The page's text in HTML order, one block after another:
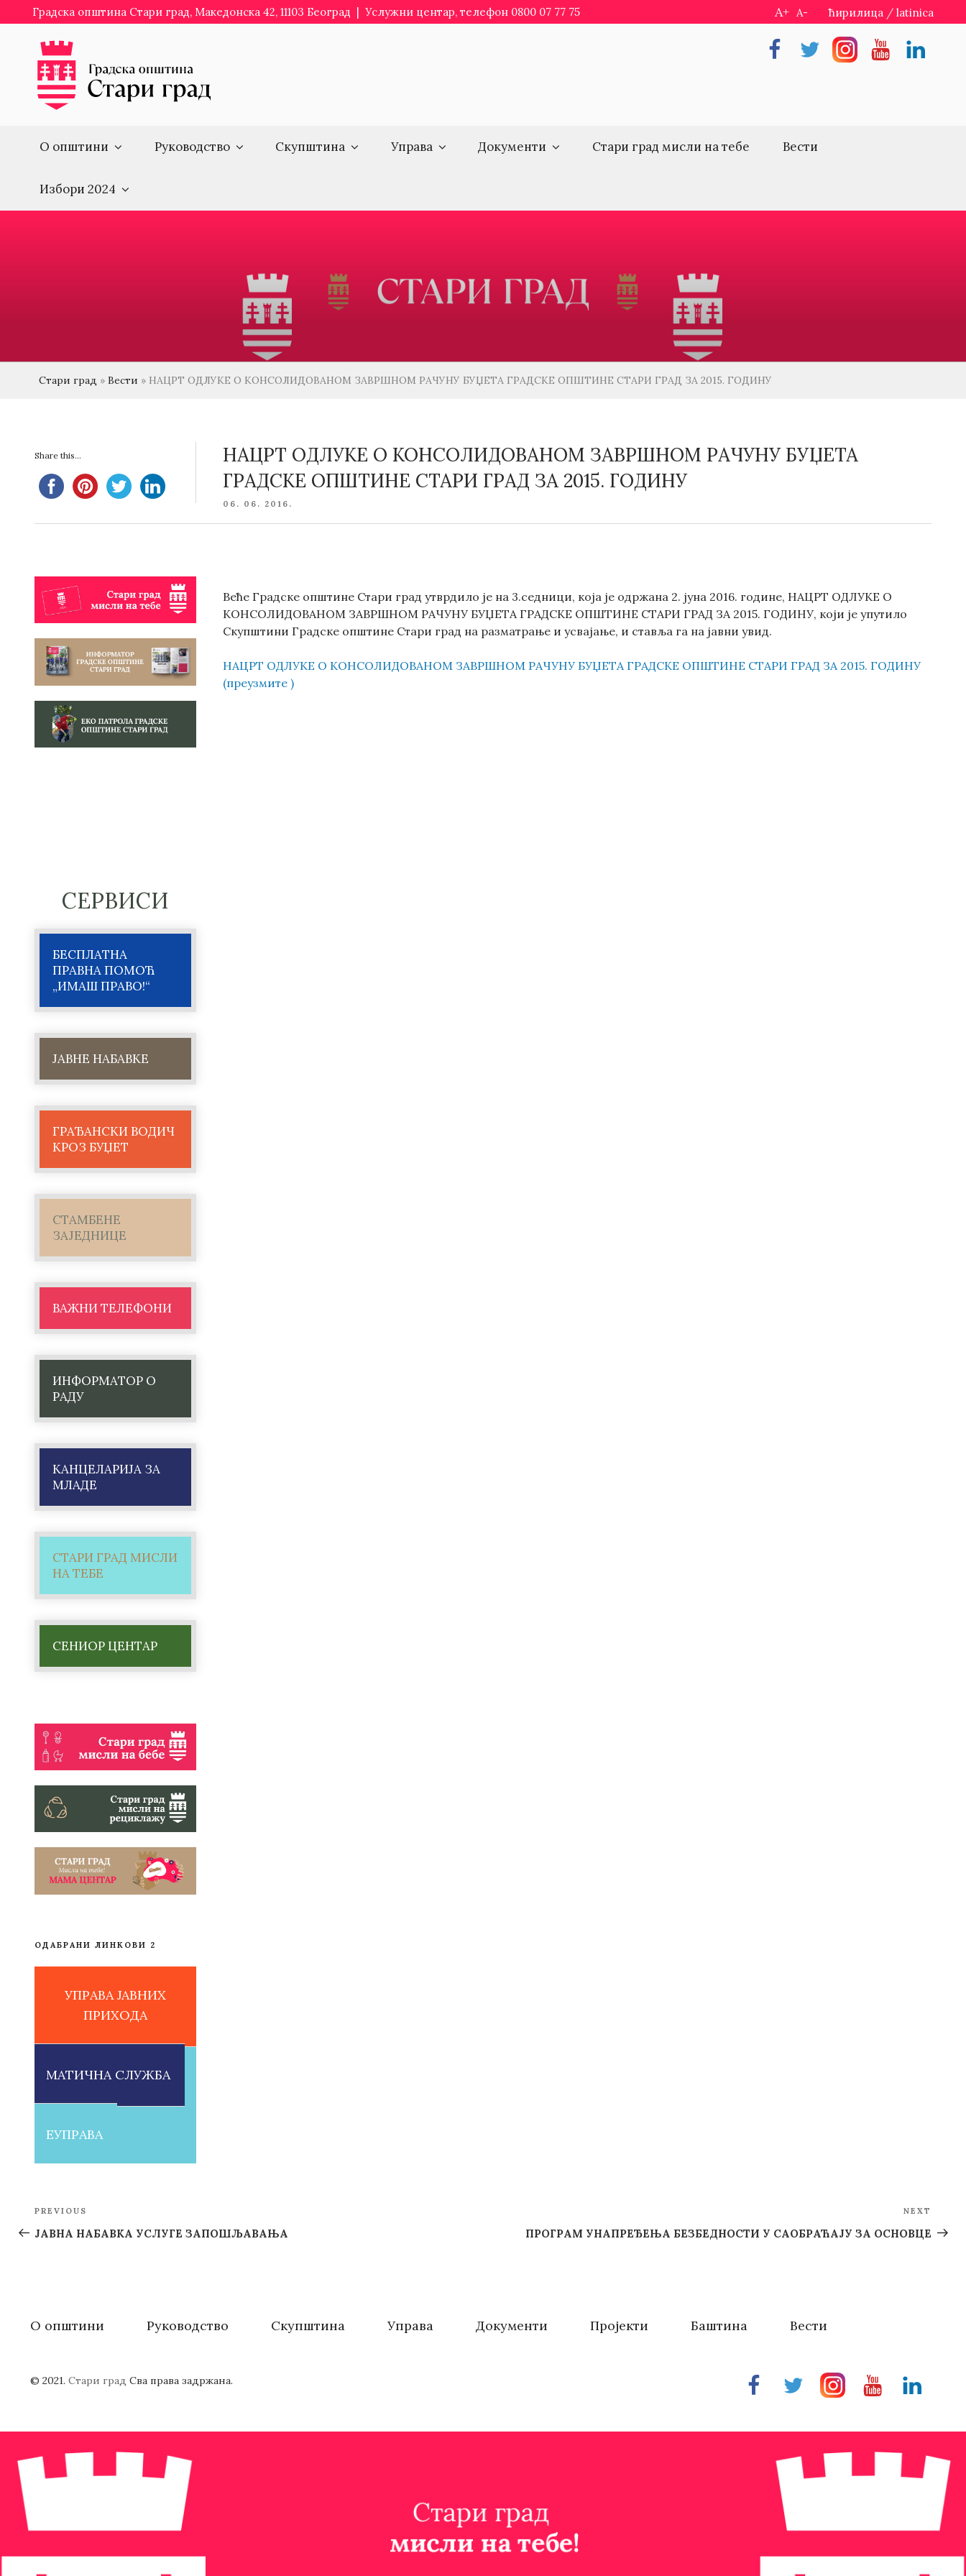
to
content
Градска општина Стари град, Македонска 42, 11103 Београд | Услужни центар, телефон 0800 07 77 75 A+ A- ћирилица / latinica
FacebookTwitterInstragramYoutubeLinkedin
О општини Руководство Скупштина Управа Документи Стари град мисли на тебе Вести
Избори 2024
Стари град » Вести » НАЦРТ ОДЛУКЕ О КОНСОЛИДОВАНОМ ЗАВРШНОМ РАЧУНУ БУЏЕТА ГРАДСКЕ ОПШТИНЕ СТАРИ ГРАД ЗА 2015. ГОДИНУ
Share this...
НАЦРТ ОДЛУКЕ О КОНСОЛИДОВАНОМ ЗАВРШНОМ РАЧУНУ БУЏЕТА
ГРАДСКЕ ОПШТИНЕ СТАРИ ГРАД ЗА 2015. ГОДИНУ
POSTED
06. 06. 2016.
СЕРВИСИ
БЕСПЛАТНА
ПРАВНА ПОМОЋ
„ИМАШ ПРАВО!“
ЈАВНЕ НАБАВКЕ
ГРАЂАНСКИ ВОДИЧ
КРОЗ БУЏЕТ
СТАМБЕНЕ
ЗАЈЕДНИЦЕ
ВАЖНИ ТЕЛЕФОНИ
ИНФОРМАТОР О
РАДУ
КАНЦЕЛАРИЈА ЗА
МЛАДЕ
СТАРИ ГРАД МИСЛИ
НА ТЕБЕ
СЕНИОР ЦЕНТАР
ОДАБРАНИ ЛИНКОВИ 2
УПРАВА ЈАВНИХ
ПРИХОДА
МАТИЧНА СЛУЖБА
ЕУПРАВА
Веће Градске општине Стари град утврдило је на 3.седници, која је одржана 2. јуна 2016. године, НАЦРТ ОДЛУКЕ О
КОНСОЛИДОВАНОМ ЗАВРШНОМ РАЧУНУ БУЏЕТА ГРАДСКЕ ОПШТИНЕ СТАРИ ГРАД ЗА 2015. ГОДИНУ, који је упутило
Скупштини Градске општине Стари град на разматрање и усвајање, и ставља га на јавни увид.
НАЦРТ ОДЛУКЕ О КОНСОЛИДОВАНОМ ЗАВРШНОМ РАЧУНУ БУЏЕТА ГРАДСКЕ ОПШТИНЕ СТАРИ ГРАД ЗА 2015. ГОДИНУ
(преузмите )
Post
navigation
Previous
Post
PREVIOUS
ЈАВНА НАБАВКА УСЛУГЕ ЗАПОШЉАВАЊА
Post
NEXT
ПРОГРАМ УНАПРЕЂЕЊА БЕЗБЕДНОСТИ У САОБРАЋАЈУ ЗА ОСНОВЦЕ
О општини Руководство Скупштина Управа Документи Пројекти Баштина Вести
FacebookTwitterInstragramYoutubeLinkedin
© 2021. Стари град Сва права задржана.